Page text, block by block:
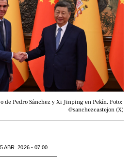
de Pedro Sánchez y Xi Jinping en Pekín. Foto:
@sanchezcastejon (X)
ABR. 2026 - 07:00